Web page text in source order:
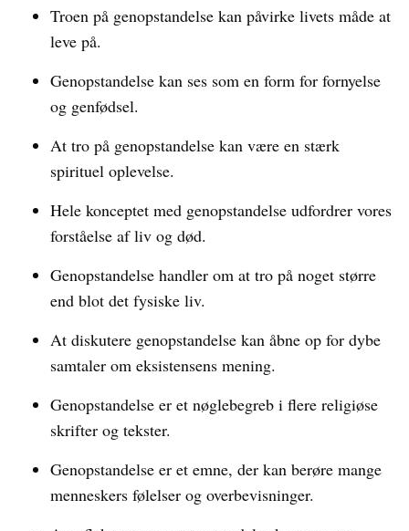
Troen på genopstandelse kan påvirke livets måde at
leve på.
Genopstandelse kan ses som en form for fornyelse
og genfødsel.
At tro på genopstandelse kan være en stærk
spirituel oplevelse.
Hele konceptet med genopstandelse udfordrer vores
forståelse af liv og død.
Genopstandelse handler om at tro på noget større
end blot det fysiske liv.
At diskutere genopstandelse kan åbne op for dybe
samtaler om eksistensens mening.
Genopstandelse er et nøglebegreb i flere religiøse
skrifter og tekster.
Genopstandelse er et emne, der kan berøre mange
menneskers følelser og overbevisninger.